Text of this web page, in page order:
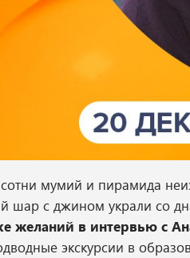
мумий и пирамида
шар с джином украли со
желаний в интервью с
экскурсии в